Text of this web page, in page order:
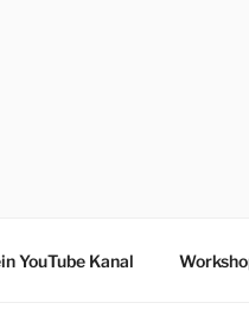
YouTube Kanal